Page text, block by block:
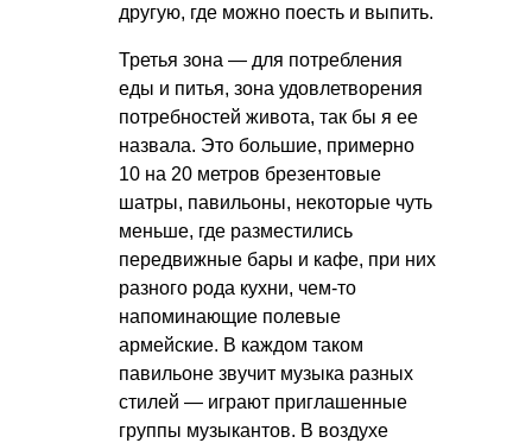
другую, где можно поесть и выпить.
Третья зона — для потребления
еды и питья, зона удовлетворения
потребностей живота, так бы я ее
назвала. Это большие, примерно
10 на 20 метров брезентовые
шатры, павильоны, некоторые чуть
меньше, где разместились
передвижные бары и кафе, при них
разного рода кухни, чем-то
напоминающие полевые
армейские. В каждом таком
павильоне звучит музыка разных
стилей — играют приглашенные
группы музыкантов. В воздухе